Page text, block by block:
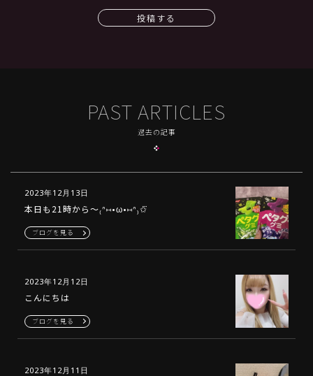
投稿する
PAST ARTICLES
過去の記事
2023年12月13日
本日も21時から〜₍ᐢ⑅•ω•⑅ᐢ₎✩⃛
ブログを見る
2023年12月12日
こんにちは
ブログを見る
2023年12月11日